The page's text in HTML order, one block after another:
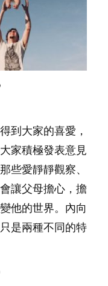
到大家的喜愛，
家積極發表意見
些愛靜靜觀察、
讓父母擔心，擔
他的世界。內向
是兩種不同的特
，有人卻說一時
，到底誰是誰
學習的迷思～...
的人結婚，就自
現事情不如你所
簡單，卻也不
婚姻的真相！...
開始到孩子呱呱
～這裡一次過集
這段路讓我們
叻女」，學業別
的孩子是萬中無
...